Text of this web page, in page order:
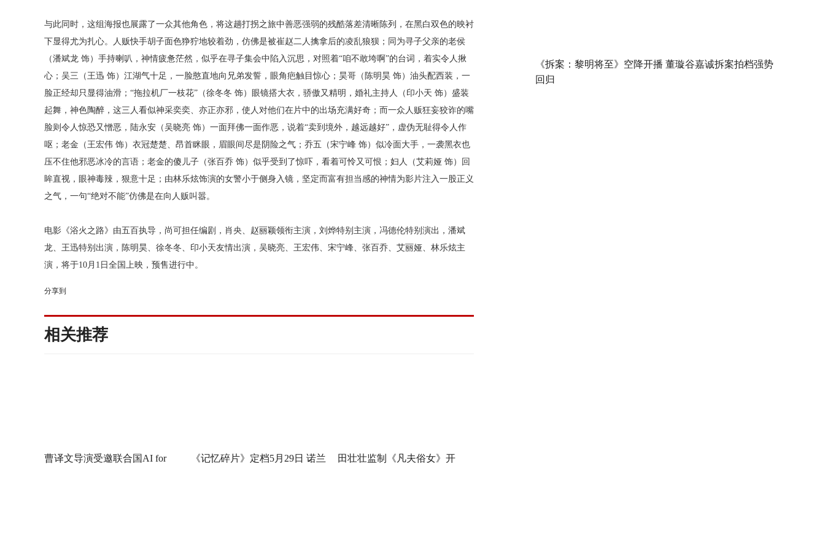
与此同时，这组海报也展露了一众其他角色，将这趟打拐之旅中善恶强弱的残酷落差清晰陈列，在黑白双色的映衬
下显得尤为扎心。人贩快手胡子面色狰狞地较着劲，仿佛是被崔赵二人擒拿后的凌乱狼狈；同为寻子父亲的老侯
（潘斌龙 饰）手持喇叭，神情疲惫茫然，似乎在寻子集会中陷入沉思，对照着“咱不敢垮啊”的台词，着实令人揪
心；吴三（王迅 饰）江湖气十足，一脸憨直地向兄弟发誓，眼角疤触目惊心；昊哥（陈明昊 饰）油头配西装，一
脸正经却只显得油滑； “拖拉机厂一枝花”（徐冬冬 饰）眼镜搭大衣，骄傲又精明，婚礼主持人（印小天 饰）盛装
起舞，神色陶醉，这三人看似神采奕奕、亦正亦邪，使人对他们在片中的出场充满好奇；而一众人贩狂妄狡诈的嘴
脸则令人惊恐又憎恶，陆永安（吴晓亮 饰）一面拜佛一面作恶，说着“卖到境外，越远越好”，虚伪无耻得令人作
呕；老金（王宏伟 饰）衣冠楚楚、昂首眯眼，眉眼间尽是阴险之气；乔五（宋宁峰 饰）似冷面大手，一袭黑衣也
压不住他邪恶冰冷的言语；老金的傻儿子（张百乔 饰）似乎受到了惊吓，看着可怜又可恨；妇人（艾莉娅 饰）回
眸直视，眼神毒辣，狠意十足；由林乐炫饰演的女警小于侧身入镜，坚定而富有担当感的神情为影片注入一股正义
之气，一句“绝对不能”仿佛是在向人贩叫嚣。
电影《浴火之路》由五百执导 ， 尚可担任编剧，肖央、赵丽颖领衔主演， 刘烨特别 主演，冯德伦特别演出，潘斌
龙、王迅特别出演，陈明昊、徐冬冬、印小天友情出演，吴晓亮、王宏伟、宋宁峰、张百乔、艾丽娅、林乐炫主
演，将于10月1日全国上映，预售进行中。
分享到
相关推荐
曹译文导演受邀联合国AI for 《记忆碎片》定档5月29日 诺兰 田壮壮监制《凡夫俗女》开
《拆案：黎明将至》空降开播 董璇谷嘉诚拆案拍档强势
回归